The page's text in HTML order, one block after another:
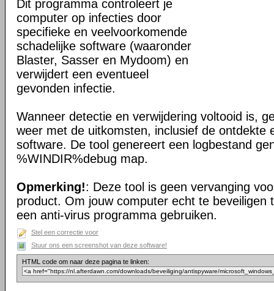
Dit programma controleert je
computer op infecties door
specifieke en veelvoorkomende
schadelijke software (waaronder
Blaster, Sasser en Mydoom) en
verwijdert een eventueel
gevonden infectie.
Wanneer detectie en verwijdering voltooid is,
weer met de uitkomsten, inclusief de ontdekte
software. De tool genereert een logbestand
%WINDIR%debug map.
Opmerking!: Deze tool is geen vervanging
product. Om jouw computer echt te beveiligen
een anti-virus programma gebruiken.
Stel een correctie voor
Stuur ons een screenshot van deze software!
HTML code om naar deze pagina te linken: